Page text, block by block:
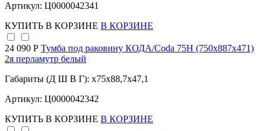
Артикул: Ц0000042341
КУПИТЬ В КОРЗИНЕ В КОРЗИНЕ
24 090 Р Тумба под раковину КОДА/Coda 75Н (750х887х471)
2я перламутр белый
Габариты (Д Ш В Г): x75x88,7x47,1
Артикул: Ц0000042342
КУПИТЬ В КОРЗИНЕ В КОРЗИНЕ